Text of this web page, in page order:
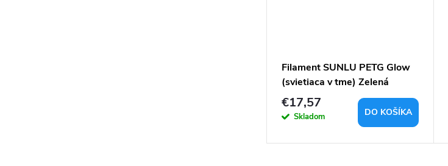
Filament SUNLU PETG Glow
(svietiaca v tme) Zelená
1,75mm 1kg
€17,57
Skladom DO KOŠÍKA